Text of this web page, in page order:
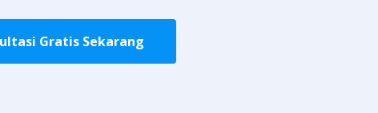
Gratis Sekarang